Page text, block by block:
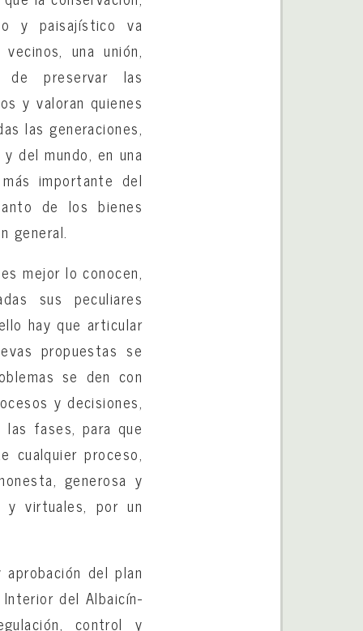
y paisajístico va
una unión,
de preservar las
y valoran quienes
las generaciones,
del mundo, en una
importante del
de los bienes
general.
mejor lo conocen,
sus peculiares
hay que articular
propuestas se
se den con
y decisiones,
fases, para que
cualquier proceso,
generosa y
y virtuales, por un
del plan
del Albaicín-
control y